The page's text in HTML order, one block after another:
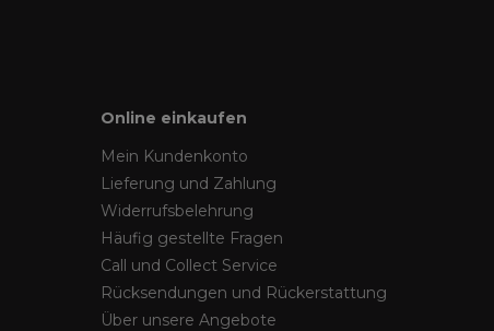
Online einkaufen
Mein Kundenkonto
Lieferung und Zahlung
Widerrufsbelehrung
Häufig gestellte Fragen
Call und Collect Service
Rücksendungen und Rückerstattung
Über unsere Angebote